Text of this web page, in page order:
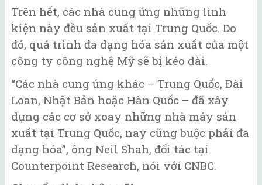
Trên hết, các nhà cung ứng những linh
kiện này đều sản xuất tại Trung Quốc. Do
đó, quá trình đa dạng hóa sản xuất của một
công ty công nghệ Mỹ sẽ bị kéo dài.
“Các nhà cung ứng khác – Trung Quốc, Đài
Loan, Nhật Bản hoặc Hàn Quốc – đã xây
dựng các cơ sở xoay những nhà máy sản
xuất tại Trung Quốc, nay cũng buộc phải đa
dạng hóa”, ông Neil Shah, đối tác tại
Counterpoint Research, nói với CNBC.